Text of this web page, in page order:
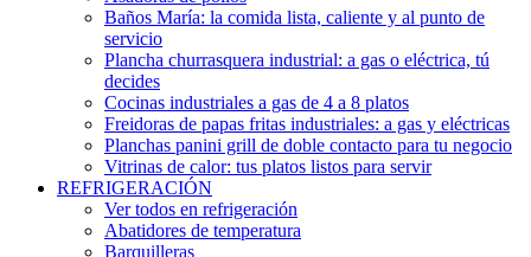
Baños María: la comida lista, caliente y al punto de
servicio
Plancha churrasquera industrial: a gas o eléctrica, tú
decides
Cocinas industriales a gas de 4 a 8 platos
Freidoras de papas fritas industriales: a gas y eléctricas
Planchas panini grill de doble contacto para tu negocio
Vitrinas de calor: tus platos listos para servir
REFRIGERACIÓN
Ver todos en refrigeración
Abatidores de temperatura
Barquilleras